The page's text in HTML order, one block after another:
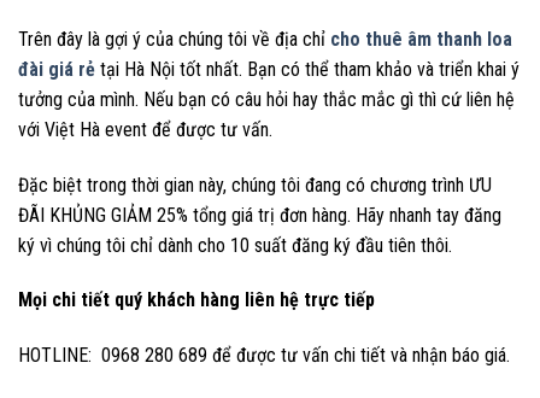
Trên đây là gợi ý của chúng tôi về địa chỉ cho thuê âm thanh loa
đài giá rẻ tại Hà Nội tốt nhất. Bạn có thể tham khảo và triển khai ý
tưởng của mình. Nếu bạn có câu hỏi hay thắc mắc gì thì cứ liên hệ
với Việt Hà event để được tư vấn.
Đặc biệt trong thời gian này, chúng tôi đang có chương trình ƯU
ĐÃI KHỦNG GIẢM 25% tổng giá trị đơn hàng. Hãy nhanh tay đăng
ký vì chúng tôi chỉ dành cho 10 suất đăng ký đầu tiên thôi.
Mọi chi tiết quý khách hàng liên hệ trực tiếp
HOTLINE: 0968 280 689 để được tư vấn chi tiết và nhận báo giá.